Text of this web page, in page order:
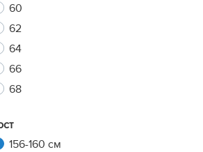
60
62
64
66
68
156-160 см